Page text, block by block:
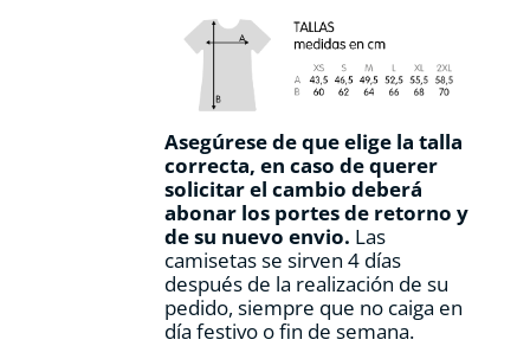
Asegúrese de que elige la talla
correcta, en caso de querer
solicitar el cambio deberá
abonar los portes de retorno y
de su nuevo envio. Las
camisetas se sirven 4 días
después de la realización de su
pedido, siempre que no caiga en
día festivo o fin de semana.